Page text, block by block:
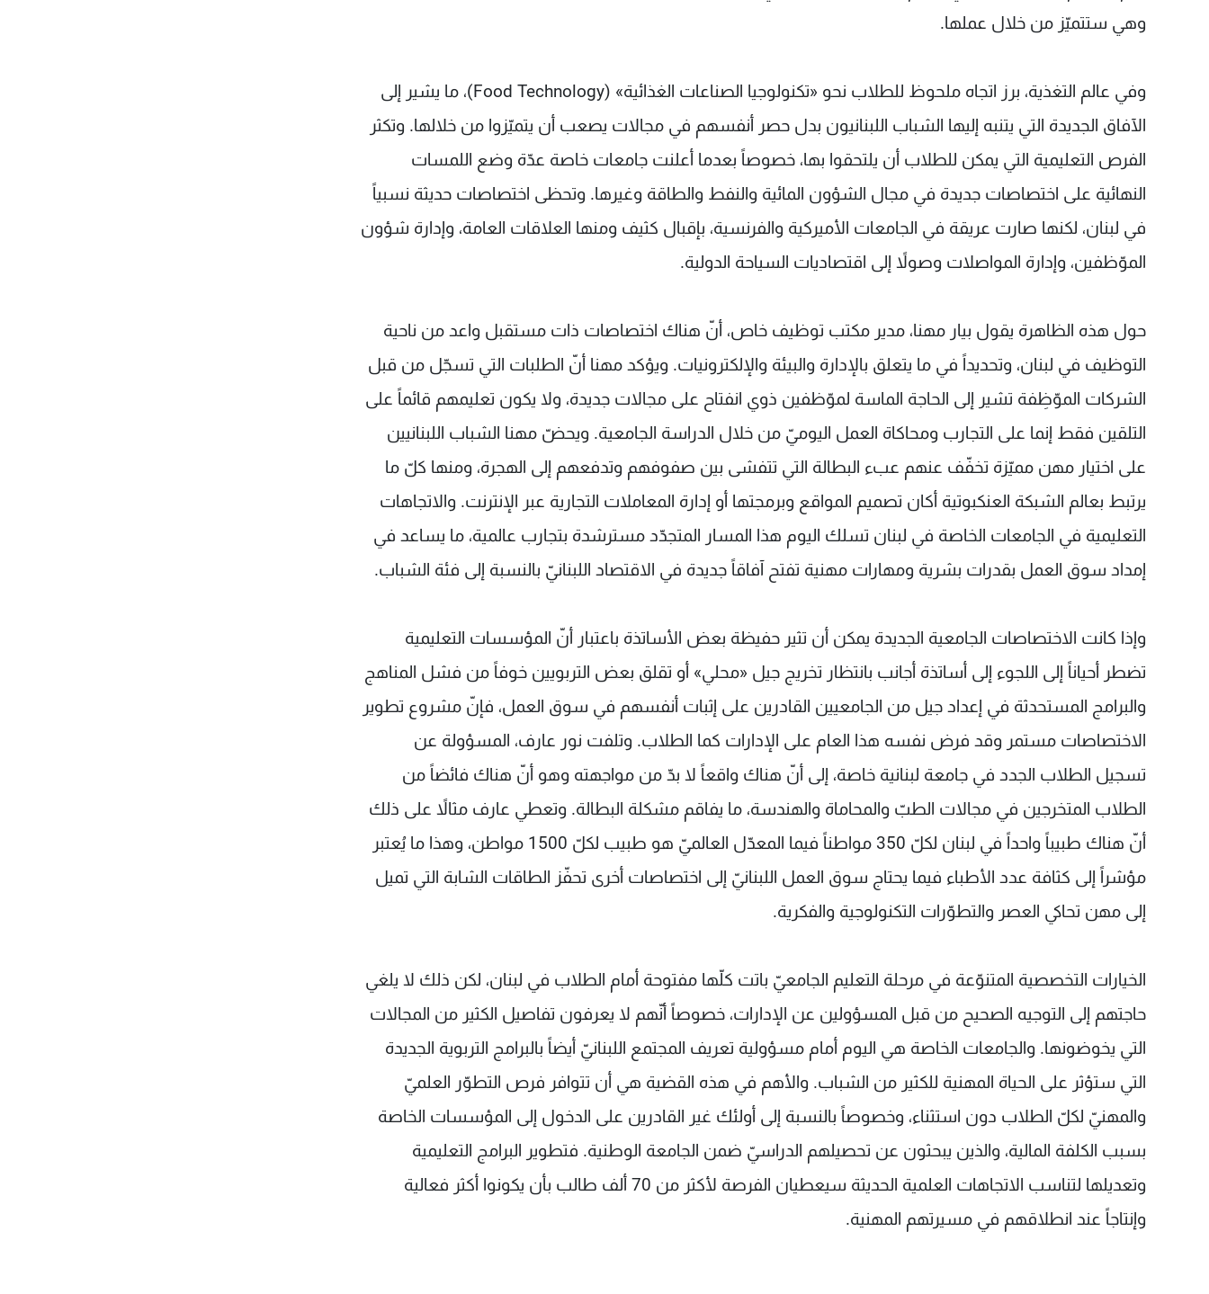
وهي ستتميّز من خلال عملها.
وفي عالم التغذية، برز اتجاه ملحوظ للطلاب نحو «تكنولوجيا الصناعات الغذائية» (Food Technology)، ما يشير إلى
الآفاق الجديدة التي يتنبه إليها الشباب اللبنانيون بدل حصر أنفسهم في مجالات يصعب أن يتميّزوا من خلالها. وتكثر
الفرص التعليمية التي يمكن للطلاب أن يلتحقوا بها، خصوصاً بعدما أعلنت جامعات خاصة عدّة وضع اللمسات
النهائية على اختصاصات جديدة في مجال الشؤون المائية والنفط والطاقة وغيرها. وتحظى اختصاصات حديثة نسبياً
في لبنان، لكنها صارت عريقة في الجامعات الأميركية والفرنسية، بإقبال كثيف ومنها العلاقات العامة، وإدارة شؤون
الموّظفين، وإدارة المواصلات وصولاً إلى اقتصاديات السياحة الدولية.
حول هذه الظاهرة يقول بيار مهنا، مدير مكتب توظيف خاص، أنّ هناك اختصاصات ذات مستقبل واعد من ناحية
التوظيف في لبنان، وتحديداً في ما يتعلق بالإدارة والبيئة والإلكترونيات. ويؤكد مهنا أنّ الطلبات التي تسجّل من قبل
الشركات الموّظِفة تشير إلى الحاجة الماسة لموّظفين ذوي انفتاح على مجالات جديدة، ولا يكون تعليمهم قائماً على
التلقين فقط إنما على التجارب ومحاكاة العمل اليوميّ من خلال الدراسة الجامعية. ويحضّ مهنا الشباب اللبنانيين
على اختيار مهن مميّزة تخفّف عنهم عبء البطالة التي تتفشى بين صفوفهم وتدفعهم إلى الهجرة، ومنها كلّ ما
يرتبط بعالم الشبكة العنكبوتية أكان تصميم المواقع وبرمجتها أو إدارة المعاملات التجارية عبر الإنترنت. والاتجاهات
التعليمية في الجامعات الخاصة في لبنان تسلك اليوم هذا المسار المتجدّد مسترشدة بتجارب عالمية، ما يساعد في
إمداد سوق العمل بقدرات بشرية ومهارات مهنية تفتح آفاقاً جديدة في الاقتصاد اللبنانيّ بالنسبة إلى فئة الشباب.
وإذا كانت الاختصاصات الجامعية الجديدة يمكن أن تثير حفيظة بعض الأساتذة باعتبار أنّ المؤسسات التعليمية
تضطر أحياناً إلى اللجوء إلى أساتذة أجانب بانتظار تخريج جيل «محلي» أو تقلق بعض التربويين خوفاً من فشل المناهج
والبرامج المستحدثة في إعداد جيل من الجامعيين القادرين على إثبات أنفسهم في سوق العمل، فإنّ مشروع تطوير
الاختصاصات مستمر وقد فرض نفسه هذا العام على الإدارات كما الطلاب. وتلفت نور عارف، المسؤولة عن
تسجيل الطلاب الجدد في جامعة لبنانية خاصة، إلى أنّ هناك واقعاً لا بدّ من مواجهته وهو أنّ هناك فائضاً من
الطلاب المتخرجين في مجالات الطبّ والمحاماة والهندسة، ما يفاقم مشكلة البطالة. وتعطي عارف مثالاً على ذلك
أنّ هناك طبيباً واحداً في لبنان لكلّ 350 مواطناً فيما المعدّل العالميّ هو طبيب لكلّ 1500 مواطن، وهذا ما يُعتبر
مؤشراً إلى كثافة عدد الأطباء فيما يحتاج سوق العمل اللبنانيّ إلى اختصاصات أخرى تحفّز الطاقات الشابة التي تميل
إلى مهن تحاكي العصر والتطوّرات التكنولوجية والفكرية.
الخيارات التخصصية المتنوّعة في مرحلة التعليم الجامعيّ باتت كلّها مفتوحة أمام الطلاب في لبنان، لكن ذلك لا يلغي
حاجتهم إلى التوجيه الصحيح من قبل المسؤولين عن الإدارات، خصوصاً أنّهم لا يعرفون تفاصيل الكثير من المجالات
التي يخوضونها. والجامعات الخاصة هي اليوم أمام مسؤولية تعريف المجتمع اللبنانيّ أيضاً بالبرامج التربوية الجديدة
التي ستؤثر على الحياة المهنية للكثير من الشباب. والأهم في هذه القضية هي أن تتوافر فرص التطوّر العلميّ
والمهنيّ لكلّ الطلاب دون استثناء، وخصوصاً بالنسبة إلى أولئك غير القادرين على الدخول إلى المؤسسات الخاصة
بسبب الكلفة المالية، والذين يبحثون عن تحصيلهم الدراسيّ ضمن الجامعة الوطنية. فتطوير البرامج التعليمية
وتعديلها لتناسب الاتجاهات العلمية الحديثة سيعطيان الفرصة لأكثر من 70 ألف طالب بأن يكونوا أكثر فعالية
وإنتاجاً عند انطلاقهم في مسيرتهم المهنية.